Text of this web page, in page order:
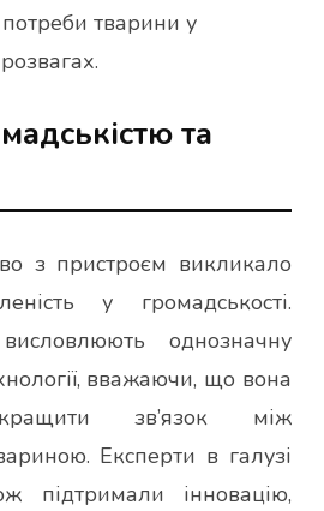
тварини у
розвагах.
та
з пристроєм викликало
у громадськості.
однозначну
вважаючи, що вона
зв’язок між
Експерти в галузі
підтримали інновацію,